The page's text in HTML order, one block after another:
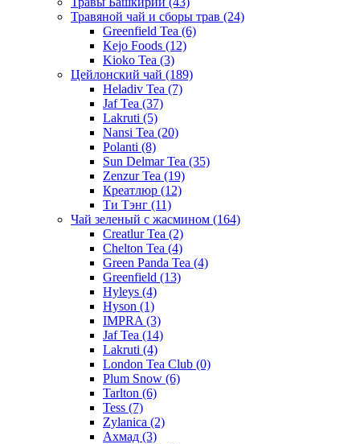
Травяной чай и сборы трав (24)
Greenfield Tea (6)
Kejo Foods (12)
Kioko Tea (3)
Цейлонский чай (189)
Heladiv Tea (7)
Jaf Tea (37)
Lakruti (5)
Nansi Tea (20)
Polanti (8)
Sun Delmar Tea (35)
Zenzur Tea (19)
Креатлюр (12)
Ти Тэнг (11)
Чай зеленый с жасмином (164)
Creatlur Tea (2)
Chelton Tea (4)
Green Panda Tea (4)
Greenfield (13)
Hyleys (4)
Hyson (1)
IMPRA (3)
Jaf Tea (14)
Lakruti (4)
London Tea Club (0)
Plum Snow (6)
Tarlton (6)
Tess (7)
Zylanica (2)
Ахмад (3)